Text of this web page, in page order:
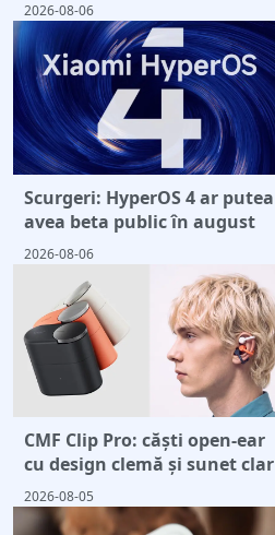
2026-08-06
Scurgeri: HyperOS 4 ar putea
avea beta public în august
2026-08-06
CMF Clip Pro: căști open-ear
cu design clemă și sunet clar
2026-08-05